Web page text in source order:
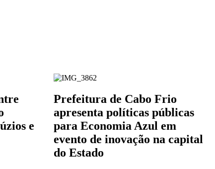
e
Prefeitura de Cabo Frio
apresenta políticas públicas
para Economia Azul em
evento de inovação na capital
do Estado